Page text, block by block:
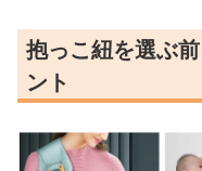
抱っこ紐を選ぶ
ント